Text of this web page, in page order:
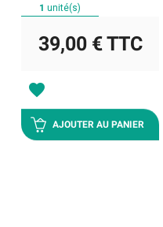
1 unité(s)
39,00 €TTC
favorite
AJOUTER AU PANIER